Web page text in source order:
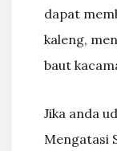
dapat
kaleng,
baut
Jika anda
Mengatasi